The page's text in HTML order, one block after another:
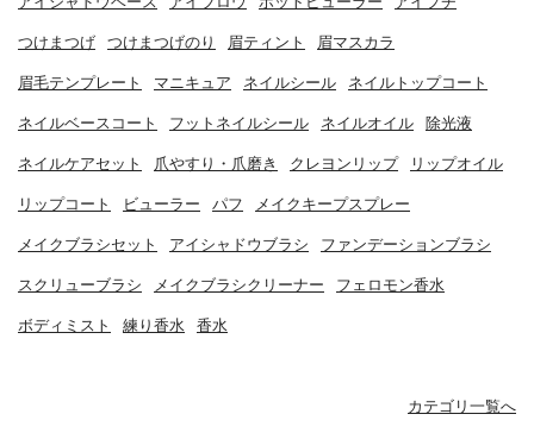
つけまつげ つけまつげのり 眉ティント 眉マスカラ
眉毛テンプレート マニキュア ネイルシール ネイルトップコート
ネイルベースコート フットネイルシール ネイルオイル 除光液
ネイルケアセット 爪やすり・爪磨き クレヨンリップ リップオイル
リップコート ビューラー パフ メイクキープスプレー
メイクブラシセット アイシャドウブラシ ファンデーションブラシ
スクリューブラシ メイクブラシクリーナー フェロモン香水
ボディミスト 練り香水 香水
カテゴリ一覧へ